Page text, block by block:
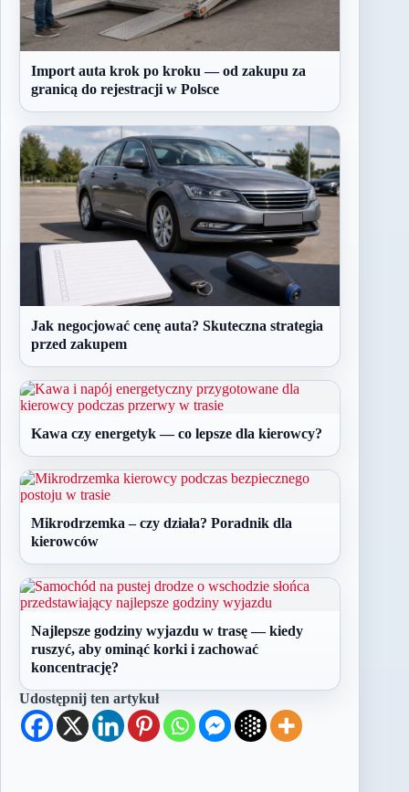
Import auta krok po kroku — od zakupu za
granicą do rejestracji w Polsce
Jak negocjować cenę auta? Skuteczna strategia
przed zakupem
Kawa czy energetyk — co lepsze dla kierowcy?
Mikrodrzemka – czy działa? Poradnik dla
kierowców
Najlepsze godziny wyjazdu w trasę — kiedy
ruszyć, aby ominąć korki i zachować
koncentrację?
Udostępnij ten artykuł